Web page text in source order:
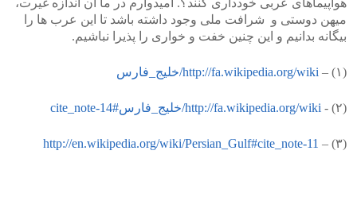
میهن دوستی و شرافت ملی وجود داشته باشد تا این عرب ها را
بیگانه بدانیم و این چنین خفت و خواری را پذیرا نباشیم.
‫(۱‬‫) – http://fa.wikipedia.org/wiki/خلیج_فارس
‫(۲‬) -‬
(۳) – http://en.wikipedia.org/wiki/Persian_Gulf#cite_note-11